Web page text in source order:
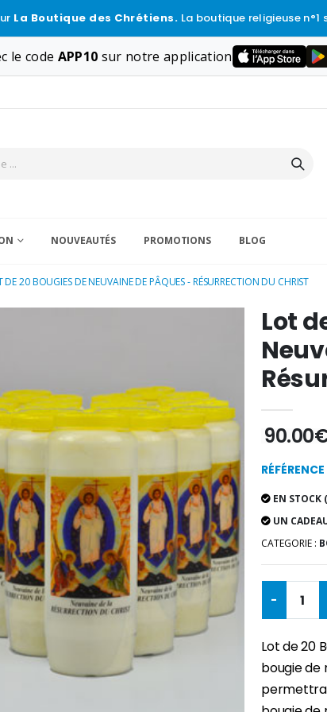
La Boutique des Chrétiens. La boutique religieuse n°1
le code APP10 sur notre application
NOUVEAUTÉS PROMOTIONS BLOG
DE 20 BOUGIES DE NEUVAINE DE PÂQUES - RÉSURRECTION DU CHRIST
Lot
EN STOCK
UN
CATEGORIE :
-
Lot de 20
bougie de
permettra